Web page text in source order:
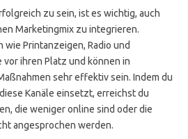
zu sein, ist es wichtig, auch
Marketingmix zu integrieren.
Printanzeigen, Radio und
vor ihren Platz und können in
sehr effektiv sein. Indem du
Kanäle einsetzt, erreichst du
die weniger online sind oder die
angesprochen werden.